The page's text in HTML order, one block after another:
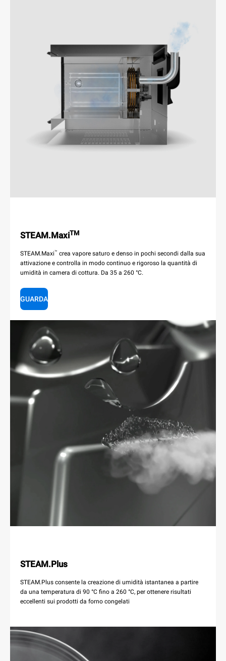
STEAM.MaxiTM
STEAM.Maxi™ crea vapore saturo e denso in pochi secondi dalla sua
attivazione e controlla in modo continuo e rigoroso la quantità di
umidità in camera di cottura. Da 35 a 260 °C.
GUARDA
STEAM.Plus
STEAM.Plus consente la creazione di umidità istantanea a partire
da una temperatura di 90 °C fino a 260 °C, per ottenere risultati
eccellenti sui prodotti da forno congelati